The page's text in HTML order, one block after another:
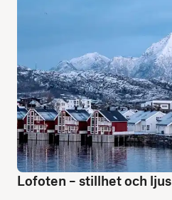
Lofoten – stillhet och ljus